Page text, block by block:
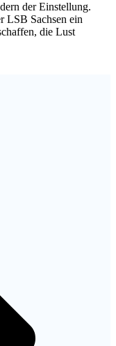
der Einstellung.
LSB Sachsen ein
die Lust